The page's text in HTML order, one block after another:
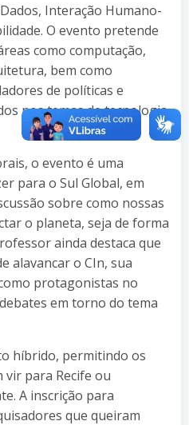
Interação Humano-
O evento pretende
como computação,
bem como
de políticas e
nos temas de tecnologia
o evento é uma
para o Sul Global, em
sobre como nossas
o planeta, seja de forma
ainda destaca que
alavancar o CIn, sua
protagonistas no
em torno do tema
híbrido, permitindo os
para Recife ou
A inscrição para
que queiram